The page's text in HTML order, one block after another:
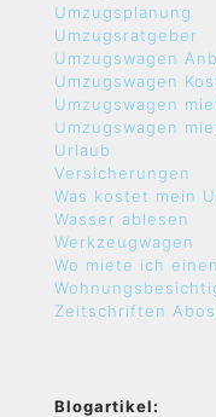
Umzugsplanung
Umzugsratgeber
Umzugswagen
Umzugswagen
Umzugswagen
Umzugswagen
Urlaub
Versicherungen
Was kostet mein
Wasser ablesen
Werkzeugwagen
Wo miete ich
Zeitschriften Abos
Blogartikel: